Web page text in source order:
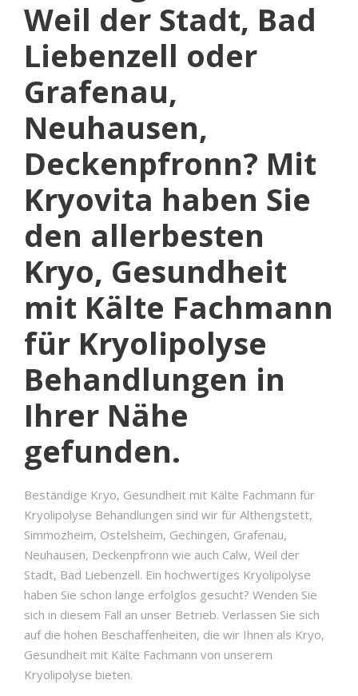
Weil der Stadt, Bad
Liebenzell oder
Grafenau,
Neuhausen,
Deckenpfronn? Mit
Kryovita haben Sie
den allerbesten
Kryo, Gesundheit
mit Kälte Fachmann
für Kryolipolyse
Behandlungen in
Ihrer Nähe
gefunden.
Beständige Kryo, Gesundheit mit Kälte Fachmann für
Kryolipolyse Behandlungen sind wir für Althengstett,
Simmozheim, Ostelsheim, Gechingen, Grafenau,
Neuhausen, Deckenpfronn wie auch Calw, Weil der
Stadt, Bad Liebenzell. Ein hochwertiges Kryolipolyse
haben Sie schon lange erfolglos gesucht? Wenden Sie
sich in diesem Fall an unser Betrieb. Verlassen Sie sich
auf die hohen Beschaffenheiten, die wir Ihnen als Kryo,
Gesundheit mit Kälte Fachmann von unserem
Kryolipolyse bieten.